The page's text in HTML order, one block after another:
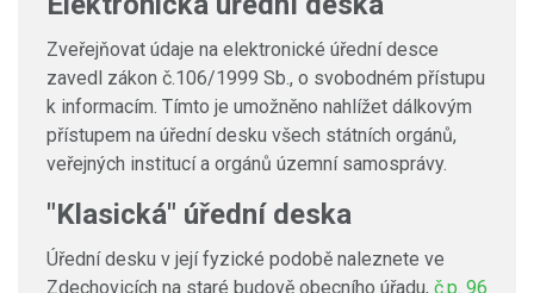
Zveřejňovat údaje na elektronické úřední desce
zavedl zákon č.106/1999 Sb., o svobodném přístupu
k informacím. Tímto je umožněno nahlížet dálkovým
přístupem na úřední desku všech státních orgánů,
veřejných institucí a orgánů územní samosprávy.
"Klasická" úřední deska
Úřední desku v její fyzické podobě naleznete ve
Zdechovicích na staré budově obecního úřadu, č.p. 96